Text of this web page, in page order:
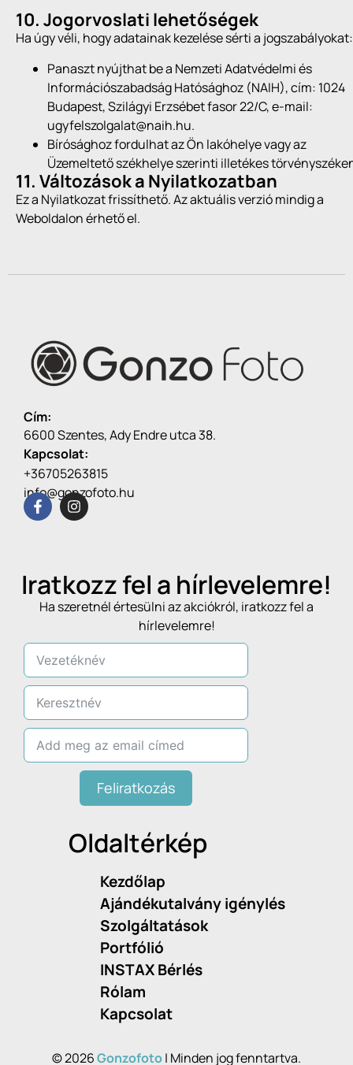
10. Jogorvoslati lehetőségek
Ha úgy véli, hogy adatainak kezelése sérti a jogszabályokat:
Panaszt nyújthat be a Nemzeti Adatvédelmi és
Információszabadság Hatósághoz (NAIH), cím: 1024
Budapest, Szilágyi Erzsébet fasor 22/C, e-mail:
ugyfelszolgalat@naih.hu.
Bírósághoz fordulhat az Ön lakóhelye vagy az
Üzemeltető székhelye szerinti illetékes
11. Változások a Nyilatkozatban
Ez a Nyilatkozat frissíthető. Az aktuális verzió mindig a
Weboldalon érhető el.
Cím:
6600 Szentes, Ady Endre utca 38.
Kapcsolat:
+36705263815
info@gonzofoto.hu
Iratkozz fel a hírlevelemre!
Ha szeretnél értesülni az akciókról, iratkozz fel a
hírlevelemre!
Feliratkozás
Oldaltérkép
Kezdőlap
Ajándékutalvány igénylés
Szolgáltatások
Portfólió
INSTAX Bérlés
Rólam
Kapcsolat
© 2026Gonzofoto| Minden jog fenntartva.